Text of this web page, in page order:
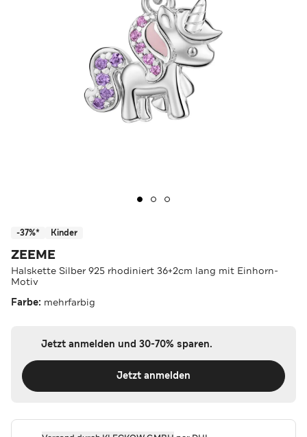
-37%* Kinder
ZEEME
Halskette Silber 925 rhodiniert 36+2cm lang mit Einhorn-
Motiv
Farbe: mehrfarbig
Jetzt anmelden und 30-70% sparen.
Jetzt anmelden